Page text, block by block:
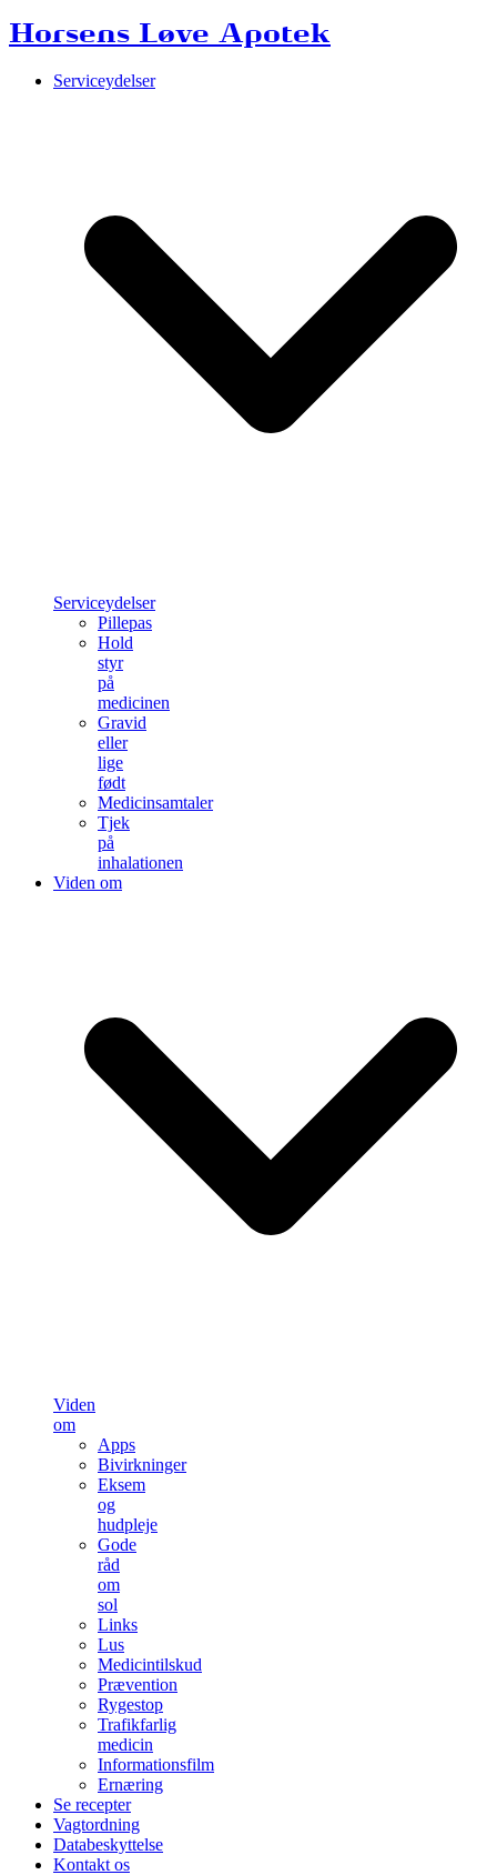
Horsens Løve Apotek
Serviceydelser
Serviceydelser
Pillepas
Hold
styr
på
medicinen
Gravid
eller
lige
født
Medicinsamtaler
Tjek
på
inhalationen
Viden om
Viden
om
Apps
Bivirkninger
Eksem
og
hudpleje
Gode
råd
om
sol
Links
Lus
Medicintilskud
Prævention
Rygestop
Trafikfarlig
medicin
Informationsfilm
Ernæring
Se recepter
Vagtordning
Databeskyttelse
Kontakt os